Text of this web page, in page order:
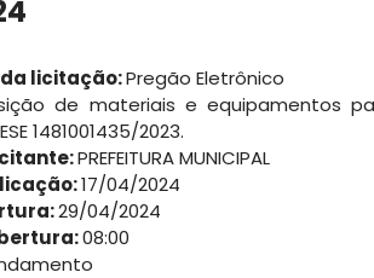
licitação:Pregão Eletrônico
de materiais e equipamentos
1481001435/2023.
PREFEITURA MUNICIPAL
17/04/2024
29/04/2024
08:00